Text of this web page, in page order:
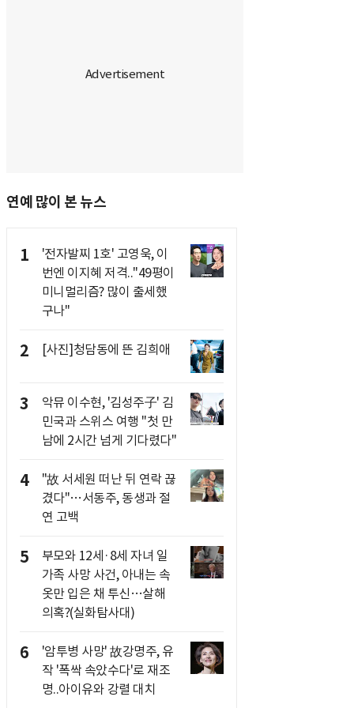
연예 많이 본 뉴스
1
'전자발찌 1호' 고영욱, 이
번엔 이지혜 저격.."49평이
미니멀리즘? 많이 출세했
구나"
2 [사진]청담동에 뜬 김희애
3
악뮤 이수현, '김성주子' 김
민국과 스위스 여행 "첫 만
남에 2시간 넘게 기다렸다"
4
"故 서세원 떠난 뒤 연락 끊
겼다"…서동주, 동생과 절
연 고백
5
부모와 12세·8세 자녀 일
가족 사망 사건, 아내는 속
옷만 입은 채 투신…살해
의혹?(실화탐사대)
6
'암투병 사망' 故강명주, 유
작 '폭싹 속았수다'로 재조
명..아이유와 강렬 대치